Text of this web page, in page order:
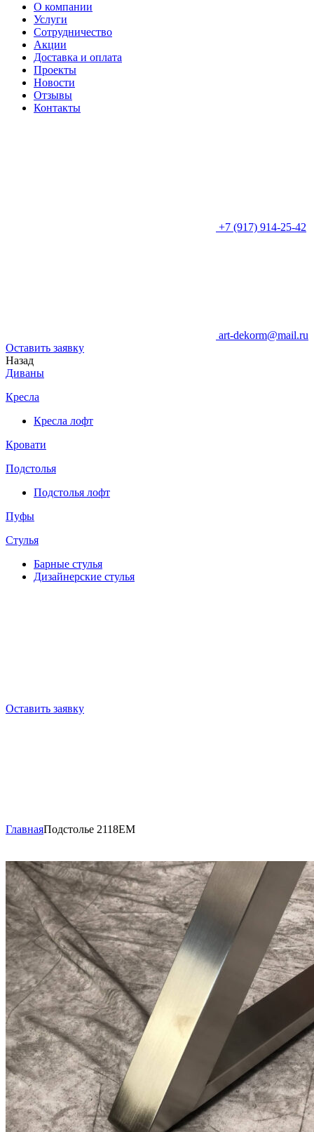
О компании
Услуги
Сотрудничество
Акции
Доставка и оплата
Проекты
Новости
Отзывы
Контакты
+7 (917) 914-25-42
art-dekorm@mail.ru
Оставить заявку
Назад
Диваны
Кресла
Кресла лофт
Кровати
Подстолья
Подстолья лофт
Пуфы
Стулья
Барные cтулья
Дизайнерские cтулья
Оставить заявку
ГлавнаяПодстолье 2118EM